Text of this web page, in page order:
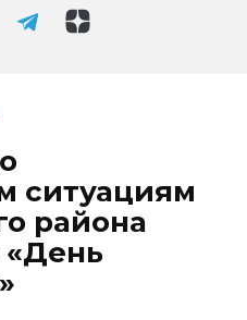
ситуациям
района
«День